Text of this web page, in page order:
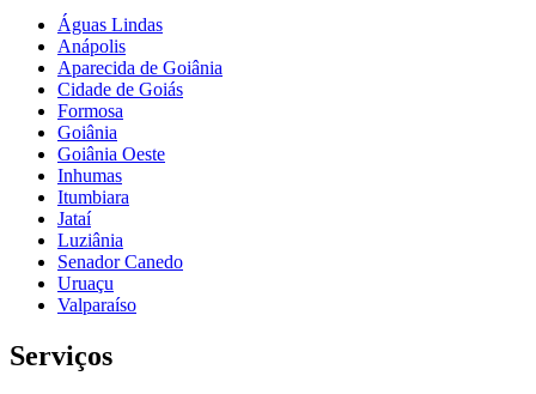
Águas Lindas
Anápolis
Aparecida de Goiânia
Cidade de Goiás
Formosa
Goiânia
Goiânia Oeste
Inhumas
Itumbiara
Jataí
Luziânia
Senador Canedo
Uruaçu
Valparaíso
Serviços